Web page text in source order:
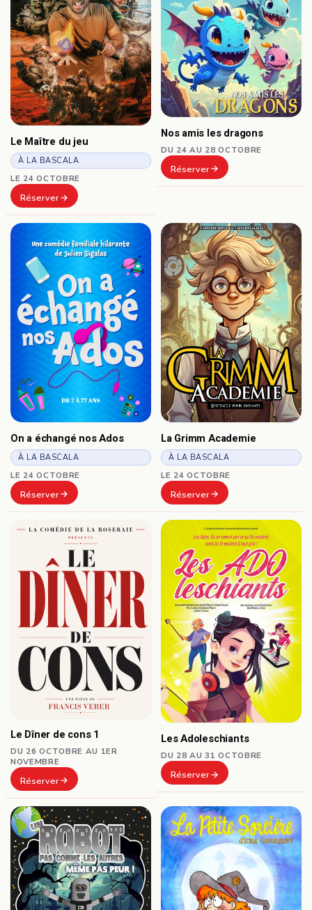
Le Maître du jeu
À LA BASCALA
LE 24 OCTOBRE
Réserver
Nos amis les dragons
DU 24 AU 28 OCTOBRE
Réserver
On a échangé nos Ados
À LA BASCALA
LE 24 OCTOBRE
Réserver
La Grimm Academie
À LA BASCALA
LE 24 OCTOBRE
Réserver
Le Dîner de cons 1
DU 26 OCTOBRE AU 1ER
NOVEMBRE
Réserver
Les Adoleschiants
DU 28 AU 31 OCTOBRE
Réserver